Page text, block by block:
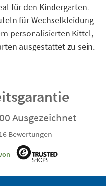
für den Kindergarten.
für Wechselkleidung
personalisierten Kittel,
ausgestattet zu sein.
Ausgezeichnet
Bewertungen